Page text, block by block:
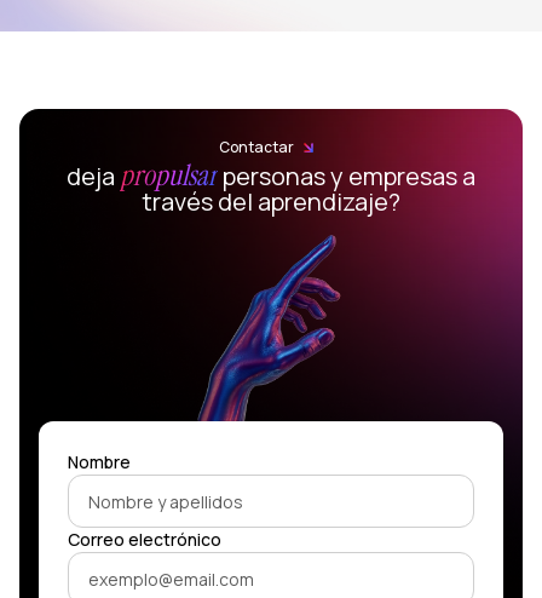
Contactar
deja propulsarpersonas y empresas a
través del aprendizaje?
Nombre
Correo electrónico